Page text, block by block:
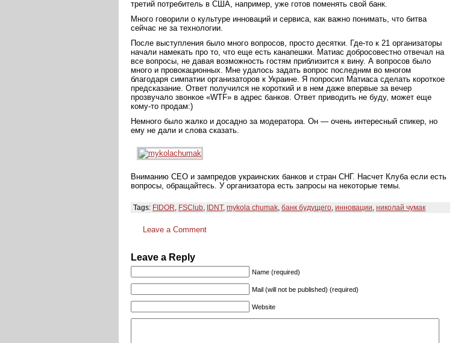
третий потребитель в США, например, уже готов поменять свой банк.
Много говорили о культуре инноваций и сервиса, как важно понимать, что битва
сейчас не за технологии.
После выступления было много вопросов, просто десятки. Где-то к 21 организаторы
начали намекать про то, что еще есть канапешки. Матиас добросовестно отвечал на
все вопросы, не давая возможность гостям приблизится к вину. А вопросов было
много и провокационных. Мне удалось задать вопрос последним во многом
благодаря симпатии организаторов к Украине. Я попросил Матиаса сделать короткое
предсказание. Ответ получился не короткий и в нем даже впервые за вечер
прозвучало звонкое «WTF» в адрес банков. Ответ приводить не буду, может еще
кому-то продам:)
Немного было жалко и досадно за модератора. Он — очень интересный спикер, но
ему не дали и слова сказать.
Вниманию СЕО и зампредов украинских банков и стран СНГ. Насчет Клуба если есть
вопросы, обращайтесь. У организатора есть запросы на некоторые темы.
Tags: FIDOR, FSClub, IDNT, mykola chumak, банк будущего, инновации, николай чумак
Leave a Comment
Leave a Reply
Name (required)
Mail (will not be published) (required)
Website